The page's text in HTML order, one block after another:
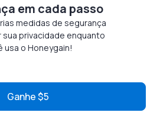
em cada passo
medidas de segurança
sua privacidade enquanto
usa o Honeygain!
Ganhe $5